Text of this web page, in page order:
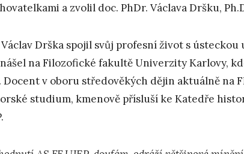
a zvolil doc. PhDr. Václava Dršku,
Drška spojil svůj profesní život s
na Filozofické fakultě Univerzity Karlovy,
Docent v oboru středověkých dějin aktuálně na
studium, kmenově přísluší ke Katedře